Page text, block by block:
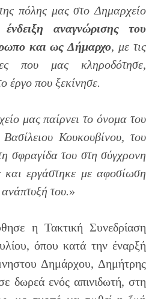
πόλης μας στο Δημαρχείο
αναγνώρισης του
και ως Δήμαρχο, με τις
που μας κληροδότησε,
έργο που ξεκίνησε.
μας παίρνει το όνομα του
Κουκουβίνου, του
σφραγίδα του στη σύγχρονη
και εργάστηκε με αφοσίωση
του.»
η Τακτική Συνεδρίαση
όπου κατά την έναρξή
Δημάρχου, Δημήτρης
δωρεά ενός απινιδωτή, στη